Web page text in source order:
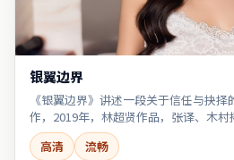
银翼边界
《银翼边界》讲述一段关于信任与抉
作，2019年，林超贤作品，张译、木村
高清
流畅